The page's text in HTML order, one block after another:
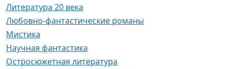
Литература 20 века
Любовно-фантастические романы
Мистика
Научная фантастика
Остросюжетная литература